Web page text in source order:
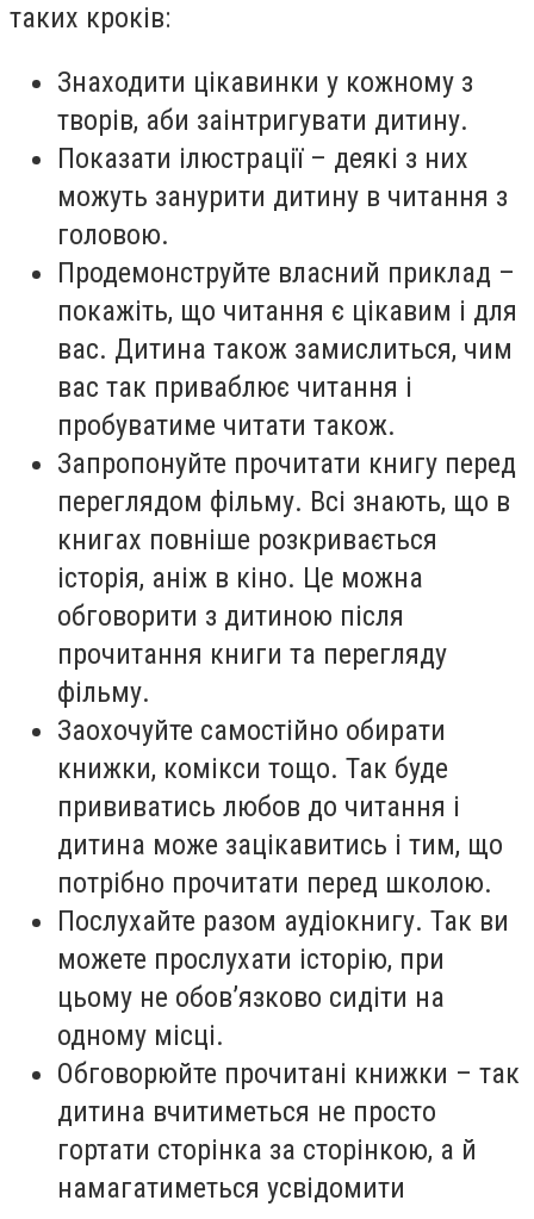
таких кроків:
Знаходити цікавинки у кожному з
творів, аби заінтригувати дитину.
Показати ілюстрації – деякі з них
можуть занурити дитину в читання з
головою.
Продемонструйте власний приклад –
покажіть, що читання є цікавим і для
вас. Дитина також замислиться, чим
вас так приваблює читання і
пробуватиме читати також.
Запропонуйте прочитати книгу перед
переглядом фільму. Всі знають, що в
книгах повніше розкривається
історія, аніж в кіно. Це можна
обговорити з дитиною після
прочитання книги та перегляду
фільму.
Заохочуйте самостійно обирати
книжки, комікси тощо. Так буде
прививатись любов до читання і
дитина може зацікавитись і тим, що
потрібно прочитати перед школою.
Послухайте разом аудіокнигу. Так ви
можете прослухати історію, при
цьому не обов’язково сидіти на
одному місці.
Обговорюйте прочитані книжки – так
дитина вчитиметься не просто
гортати сторінка за сторінкою, а й
намагатиметься усвідомити